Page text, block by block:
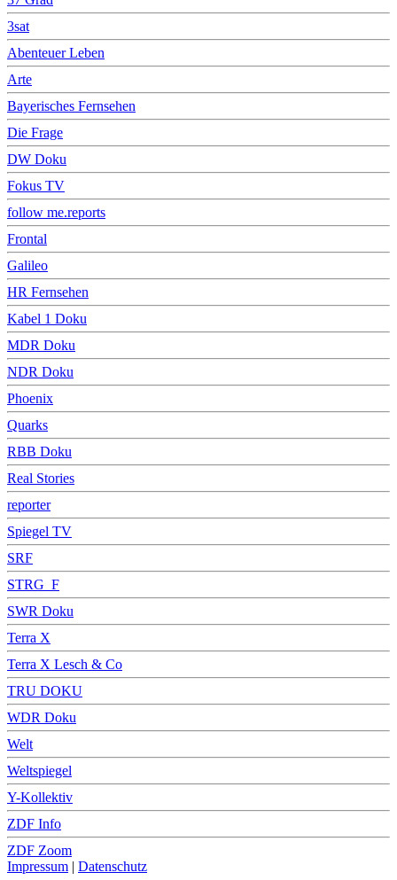
3sat
Abenteuer Leben
Arte
Bayerisches Fernsehen
Die Frage
DW Doku
Fokus TV
follow me.reports
Frontal
Galileo
HR Fernsehen
Kabel 1 Doku
MDR Doku
NDR Doku
Phoenix
Quarks
RBB Doku
Real Stories
reporter
Spiegel TV
SRF
STRG_F
SWR Doku
Terra X
Terra X Lesch & Co
TRU DOKU
WDR Doku
Welt
Weltspiegel
Y-Kollektiv
ZDF Info
ZDF Zoom
Impressum | Datenschutz